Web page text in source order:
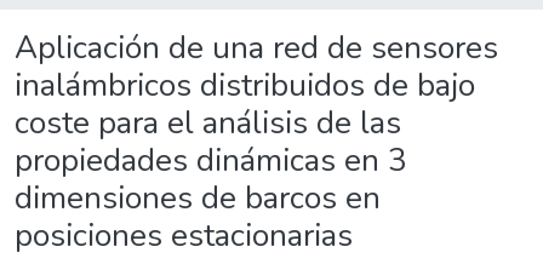
Aplicación de una red de sensores
inalámbricos distribuidos de bajo
coste para el análisis de las
propiedades dinámicas en 3
dimensiones de barcos en
posiciones estacionarias